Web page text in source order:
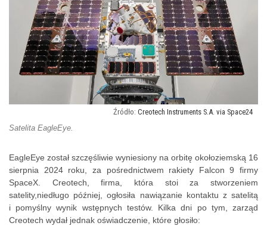
Creotech Instruments S.A. via Space24
Satelita EagleEye.
EagleEye został szczęśliwie wyniesiony na orbitę okołoziemską 16
sierpnia 2024 roku, za pośrednictwem rakiety Falcon 9 firmy
SpaceX. Creotech, firma, która stoi za stworzeniem
satelity,niedługo później, ogłosiła nawiązanie kontaktu z satelitą
i pomyślny wynik wstępnych testów. Kilka dni po tym, zarząd
Creotech wydał jednak oświadczenie, które głosiło: